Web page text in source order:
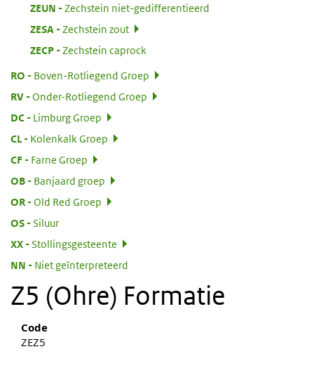
ZEUN
Zechstein niet-gedifferentieerd
ZESA
Zechstein zout
ZECP:
Zechstein caprock
RO
Boven-Rotliegend Groep
RV:
Onder-Rotliegend Groep
DC:
Limburg Groep
CL
Kolenkalk Groep
CF
Farne Groep
OB:
Banjaard groep
OR:
Old Red Groep
OS:
Siluur
XX:
Stollingsgesteente
NN
Niet geïnterpreteerd
Z5 (Ohre) Formatie
Code
ZEZ5